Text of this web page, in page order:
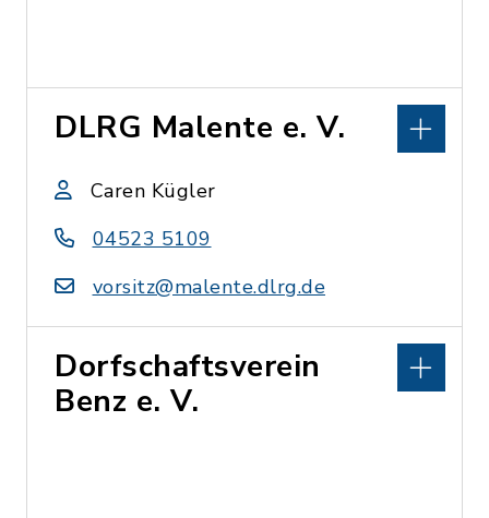
DLRG Malente e. V.
Caren Kügler
04523 5109
vorsitz@malente.dlrg.de
Dorfschaftsverein
Benz e. V.